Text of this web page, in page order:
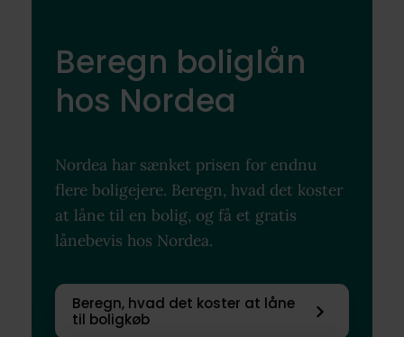
Beregn boliglån
hos Nordea
Nordea har sænket prisen for endnu
flere boligejere. Beregn, hvad det koster
at låne til en bolig, og få et gratis
lånebevis hos Nordea.
Beregn, hvad det koster at låne
til boligkøb